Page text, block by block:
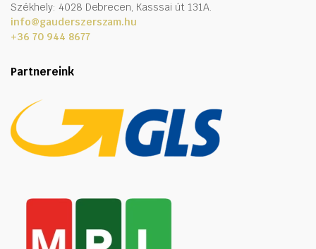
Székhely: 4028 Debrecen, Kasssai út 131A.
info@gauderszerszam.hu
+36 70 944 8677
Partnereink